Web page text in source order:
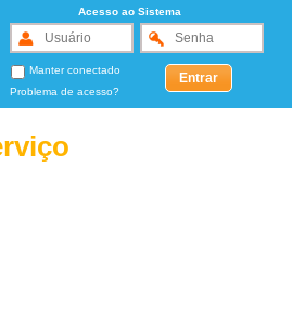
Acesso ao Sistema
Manter conectado
Problema de acesso?